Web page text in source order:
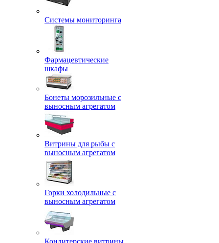
Системы мониторинга
Фармацевтические
шкафы
Бонеты морозильные с
выносным агрегатом
Витрины для рыбы с
выносным агрегатом
Горки холодильные с
выносным агрегатом
Кондитерские витрины